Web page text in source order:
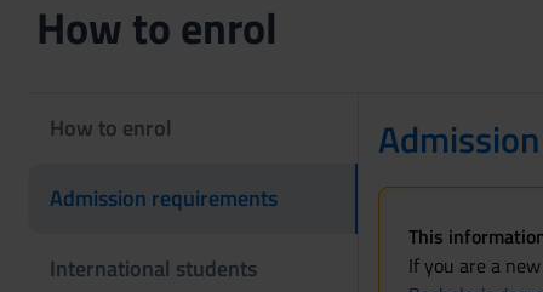
How to enrol
How to enrol
Admission requirements
International students
This
If you are a